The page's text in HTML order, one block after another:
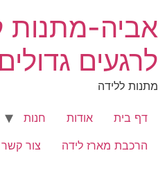
לתוכן
אביה-מתנות
לרגעים גדולים
מתנות ללידה
דף בית אודות חנות
הרכבת מארז לידה
צור קשר